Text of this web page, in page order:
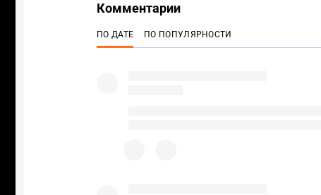
Комментарии
ПО ДАТЕ ПО ПОПУЛЯРНОСТИ